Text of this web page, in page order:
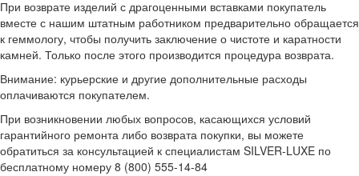
При возврате изделий с драгоценными вставками покупатель
вместе с нашим штатным работником предварительно обращается
к геммологу, чтобы получить заключение о чистоте и каратности
камней. Только после этого производится процедура возврата.
Внимание: курьерские и другие дополнительные расходы
оплачиваются покупателем.
При возникновении любых вопросов, касающихся условий
гарантийного ремонта либо возврата покупки, вы можете
обратиться за консультацией к специалистам SILVER-LUXE по
бесплатному номеру 8 (800) 555-14-84